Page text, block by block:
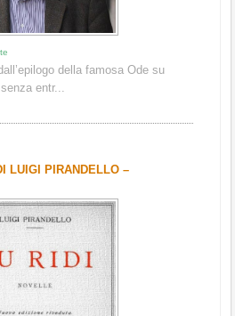
della famosa Ode su
entr...
LUIGI PIRANDELLO –